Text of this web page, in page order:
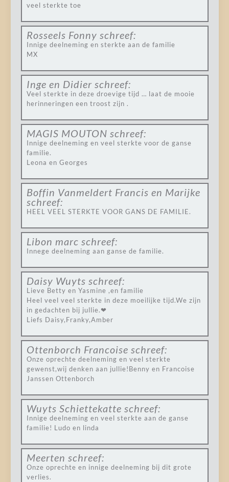
veel sterkte toe
Rosseels Fonny schreef:
Innige deelneming en sterkte aan de familie
MX
Inge en Didier schreef:
Veel sterkte in deze droevige tijd … laat de mooie
herinneringen een troost zijn .
MAGIS MOUTON schreef:
Innige deelneming en veel sterkte voor de ganse
familie.
Leona en Georges
Boffin Vanmeldert Francis en Marijke
schreef:
HEEL VEEL STERKTE VOOR GANS DE FAMILIE.
Libon marc schreef:
Innege deelneming aan ganse de familie.
Daisy Wuyts schreef:
Lieve Betty en Yasmine ,en familie
Heel veel veel sterkte in deze moeilijke tijd.We zijn
in gedachten bij jullie.❤
Liefs Daisy,Franky,Amber
Ottenborch Francoise schreef:
Onze oprechte deelneming en veel sterkte
gewenst,wij denken aan jullie!Benny en Francoise
Janssen Ottenborch
Wuyts Schiettekatte schreef:
Innige deelneming en veel sterkte aan de ganse
familie! Ludo en linda
Meerten schreef:
Onze oprechte en innige deelneming bij dit grote
verlies.